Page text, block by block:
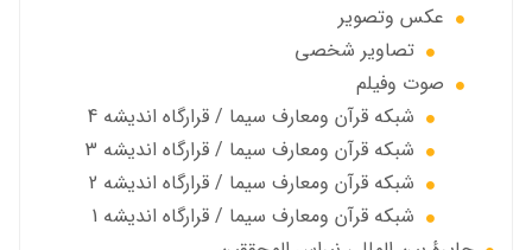
عكس وتصوير
تصاوير شخصى
صوت وفیلم
شبكه قرآن ومعارف سيما / قرارگاه انديشه 4
شبكه قرآن ومعارف سيما / قرارگاه انديشه 3
شبكه قرآن ومعارف سيما / قرارگاه انديشه 2
شبكه قرآن ومعارف سيما / قرارگاه انديشه 1